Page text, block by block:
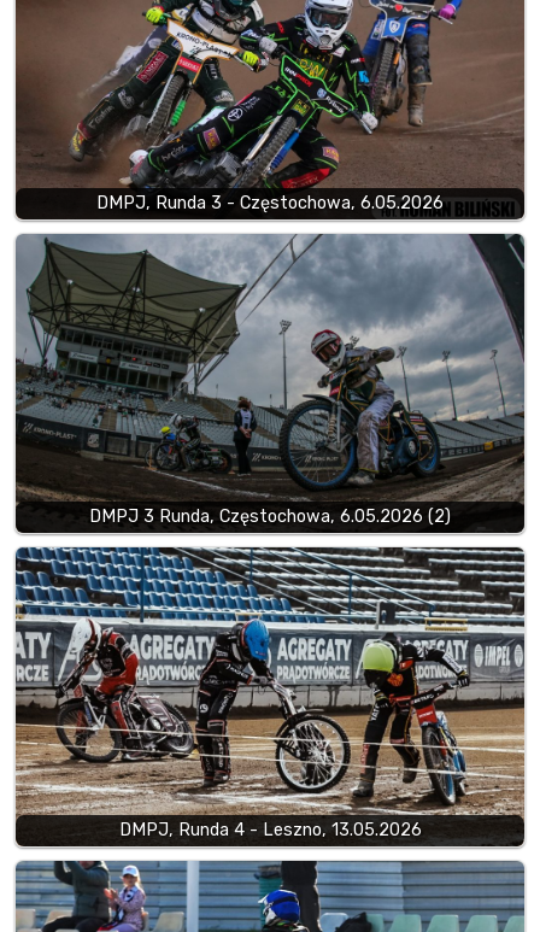
DMPJ, Runda 3 - Częstochowa, 6.05.2026
DMPJ 3 Runda, Częstochowa, 6.05.2026 (2)
DMPJ, Runda 4 - Leszno, 13.05.2026